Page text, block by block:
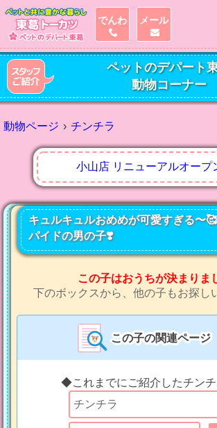
ペットのデパート
動物コーナー
動物ページ チンチラ
小山店 リニューアルオープ
キュルキュルおめめが可愛すぎる〜
パイドの男の子❣️
この子はおうちが決まりま
下のボックスから、他の子もお探し
この子の関連ページ
◆これまでにご紹介したチン
でんわ メール